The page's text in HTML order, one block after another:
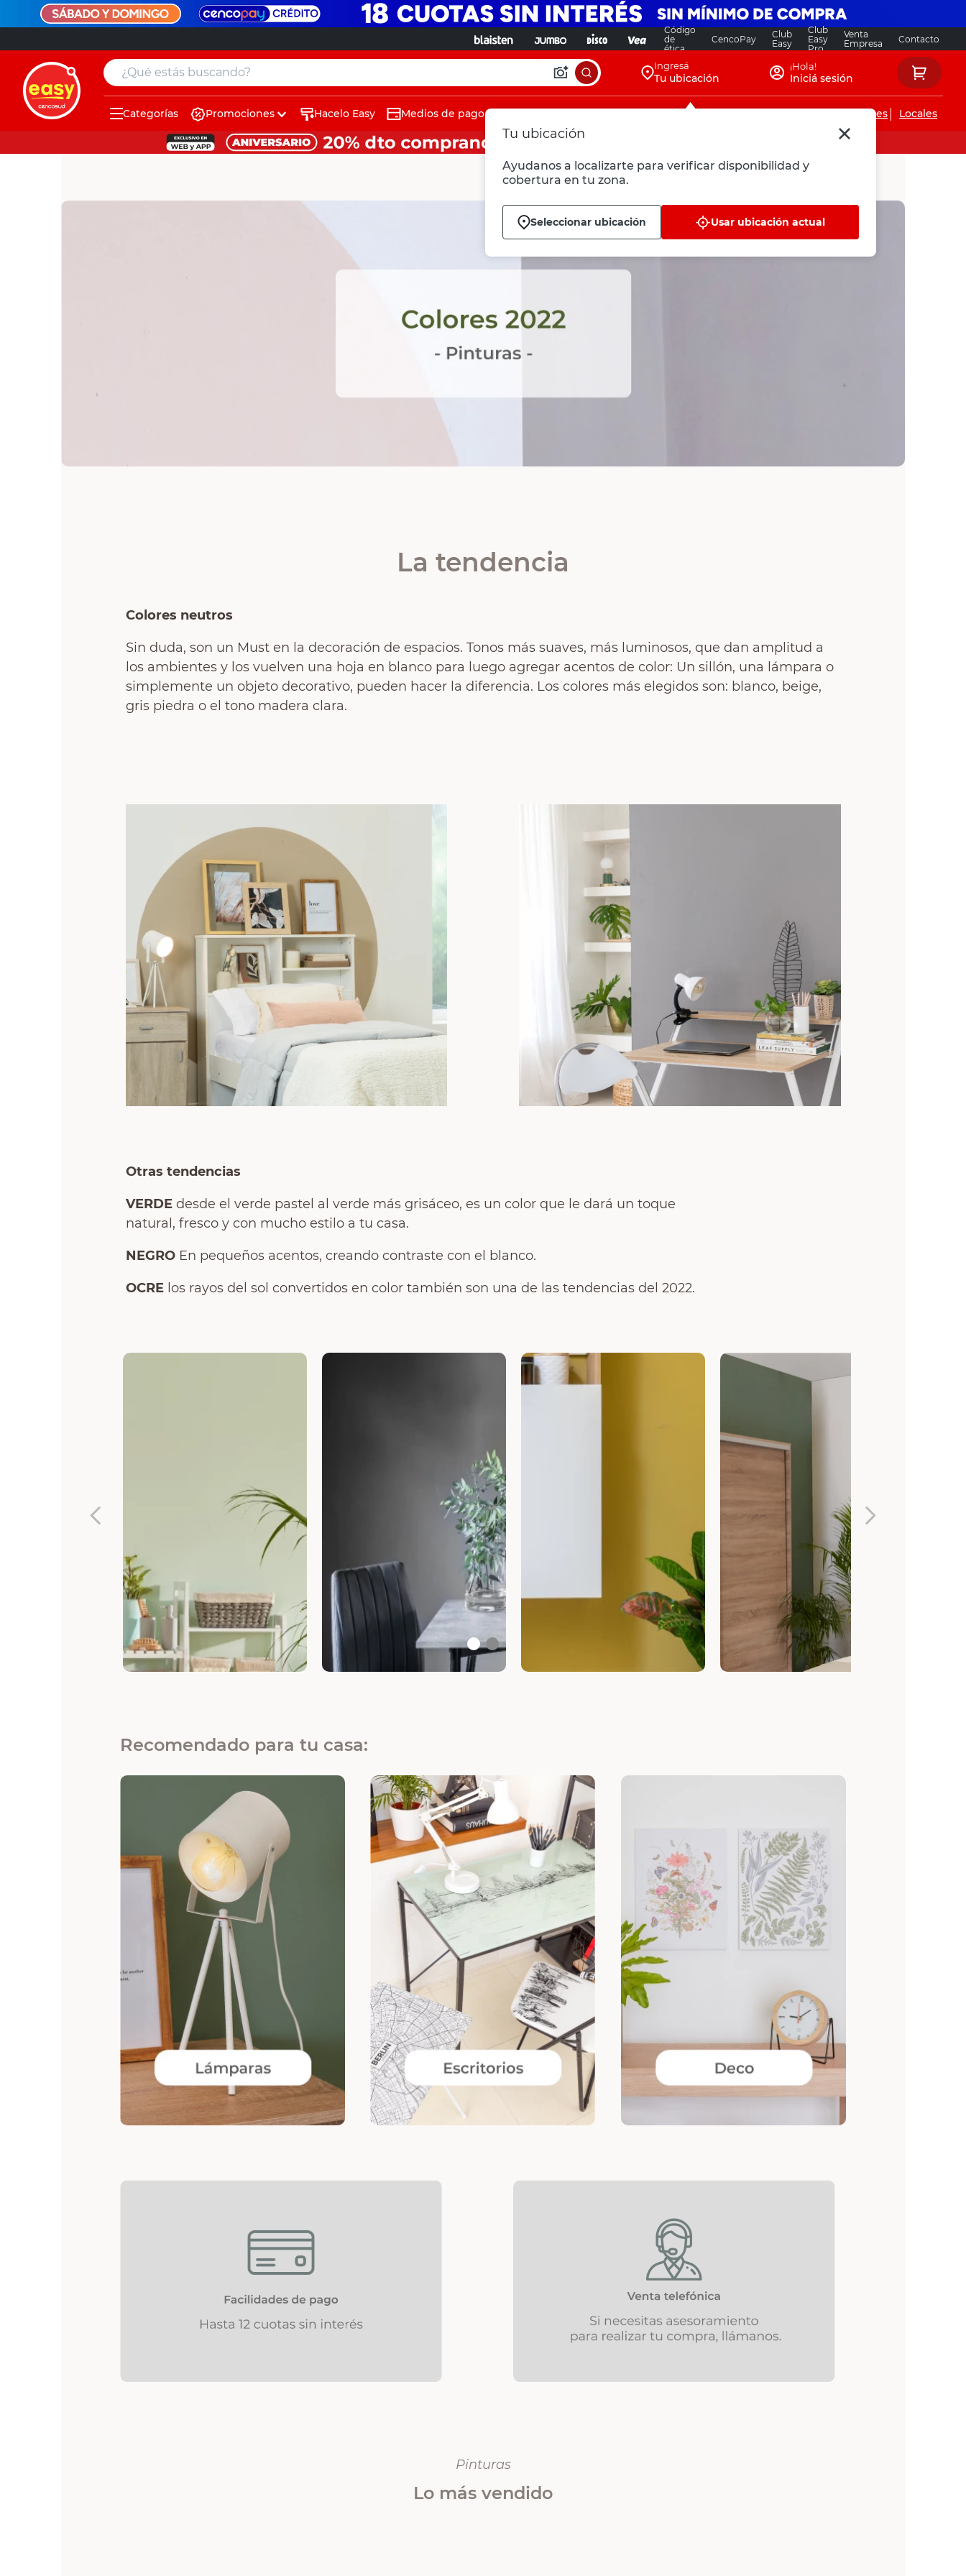
Código
de
ética
CencoPay
Club
Easy
Club
Easy
Pro
Venta
Empresa
Contacto
¿Qué estás buscando? Ingresá
Tu ubicación
Tu ubicación
Ayudanos a localizarte para verificar disponibilidad y
cobertura en tu zona.
Seleccionar ubicación Usar ubicación actual
¡Hola!
Iniciá sesión
Categorías Promociones Hacelo Easy Medios de pago Servicios de instalaciones Locales
La tendencia
Colores neutros
Sin duda, son un Must en la decoración de espacios. Tonos más suaves, más luminosos, que dan amplitud a
los ambientes y los vuelven una hoja en blanco para luego agregar acentos de color: Un sillón, una lámpara o
simplemente un objeto decorativo, pueden hacer la diferencia. Los colores más elegidos son: blanco, beige,
gris piedra o el tono madera clara.
Otras tendencias
VERDEdesde el verde pastel al verde más grisáceo, es un color que le dará un toque
natural, fresco y con mucho estilo a tu casa.
NEGROEn pequeños acentos, creando contraste con el blanco.
OCRElos rayos del sol convertidos en color también son una de las tendencias del 2022.
Recomendado para tu casa:
Pinturas
Lo más vendido
muebles